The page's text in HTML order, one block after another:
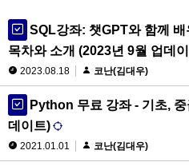
SQL강좌: 챗GPT와 함께
목차와 소개 (2023년 9월 업데
2023.08.18 코난(김대우)
Python 무료 강좌 - 기초,
데이트)
2021.01.01 코난(김대우)